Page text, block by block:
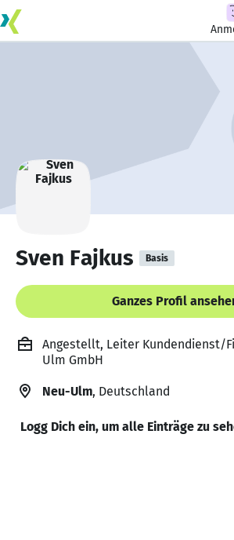
Sven Fajkus Basis
Ganzes Profil
Angestellt, Leiter Kundendienst/
Ulm GmbH
Neu-Ulm, Deutschland
Logg Dich ein, um alle Einträge zu